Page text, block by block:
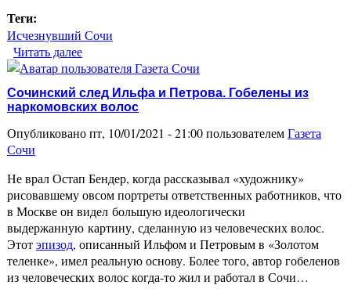
Теги:
Исчезнувший Сочи
Читать далее
«реконструкцию» закрывали
Сочинский след Ильфа и Петрова. Гобелены из
наркомовских волос
Опубликовано пт, 10/01/2021 - 21:00 пользователемГазета
Сочи
Не врал Остап Бендер, когда рассказывал «художнику»
рисовавшему овсом портреты ответственных работников, что
в Москве он видел большую идеологически
выдержанную картину, сделанную из человеческих волос.
Этотэпизод, описанный Ильфом и Петровым в «Золотом
теленке», имел реальную основу. Более того, автор гобеленов
из человеческих волос когда-то жил и работал в Сочи…